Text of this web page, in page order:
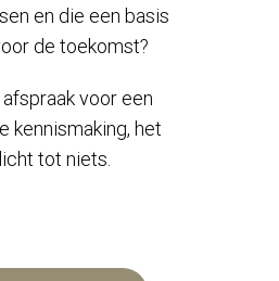
en die een basis
de toekomst?
voor een
kennismaking, het
tot niets.